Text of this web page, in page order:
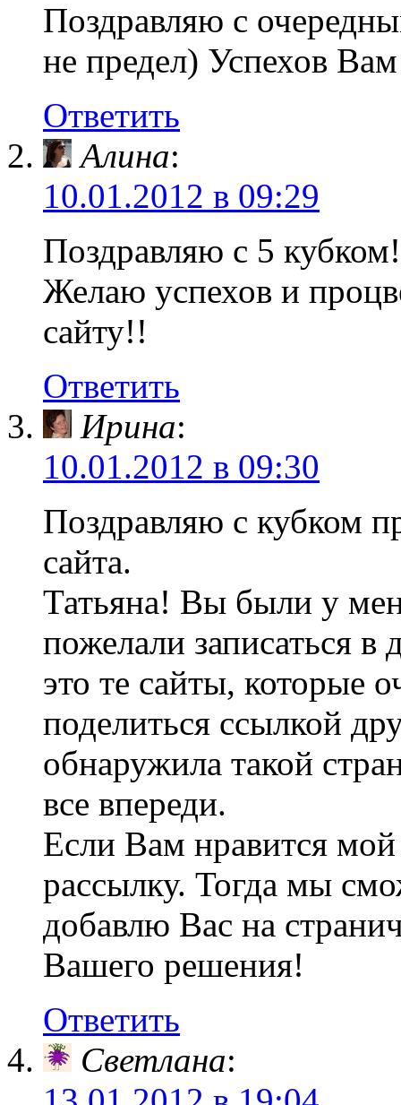
Поздравляю с
не предел) Успехов Вам
Ответить
Алина:
10.01.2012 в 09:29
Поздравляю с 5
Желаю успехов и
сайту!!
Ответить
Ирина:
10.01.2012 в 09:30
Поздравляю с кубком
сайта.
Татьяна! Вы были у
пожелали записаться в
это те сайты, которые
поделиться ссылкой
обнаружила такой
все впереди.
Если Вам нравится
рассылку. Тогда мы
добавлю Вас на
Вашего решения!
Ответить
Светлана: